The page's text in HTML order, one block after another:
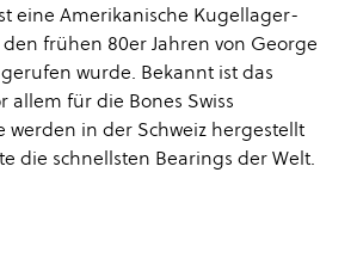
eine Amerikanische Kugellager-
frühen 80er Jahren von George
wurde. Bekannt ist das
allem für die Bones Swiss
werden in der Schweiz hergestellt
die schnellsten Bearings der Welt.